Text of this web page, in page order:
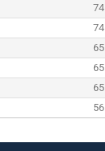
74
74
65
65
65
56